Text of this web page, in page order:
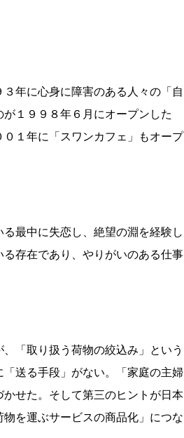
年に心身に障害のある人々の「自
１９９８年６月にオープンした
１年に「スワンカフェ」もオープ
最中に失恋し、絶望の淵を経験し
存在であり、やりがいのある仕事
「取り扱う荷物の絞込み」という
送る手段」がない。「家庭の主婦
せた。そして第三のヒントが日本
を運ぶサービスの商品化」につな